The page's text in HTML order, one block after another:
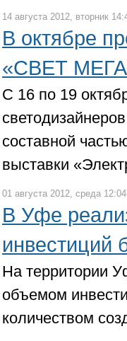
14 августа 2012, вторник
В октябре
«СВЕТ
С 16 по 19
составной
выставки
01 августа 2012, среда 12:04
В Уфе
инвестиций
На территории
объемом
количеством